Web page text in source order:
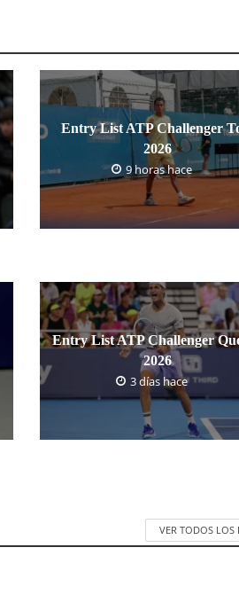
Entry List ATP Challenger
2026
9 horas hace
Entry List ATP Challenger
2026
3 días hace
VER TODOS LOS